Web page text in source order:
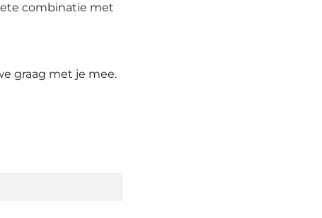
combinatie met
graag met je mee.